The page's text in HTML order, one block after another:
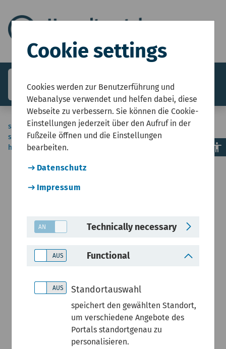
search menuMenü
sie-
sind-
hier
Start
Umweltzustandsbericht NRW
Klima, Energie und Effizienz
Klimawandel, Folgen und Anpassung
Temperaturkenntage und Niederschlagssummen
Temperatu
rkenntage
und
Niederschl
Cookie settings
Cookies werden zur Benutzerführung und
Webanalyse verwendet und helfen dabei, diese
Webseite zu verbessern. Sie können die Cookie-
Einstellungen jederzeit über den Aufruf in der
Fußzeile öffnen und die Einstellungen
bearbeiten.
Datenschutz
Impressum
Technically necessary
Functional
Standortauswahl
speichert den gewählten Standort,
um verschiedene Angebote des
Portals standortgenau zu
personalisieren.
accessibility